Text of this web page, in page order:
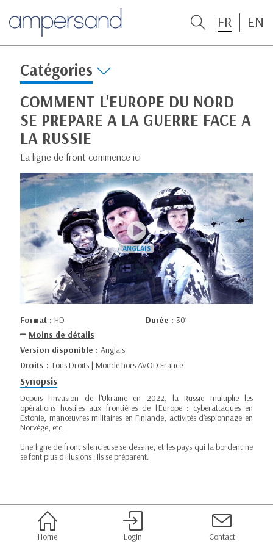
FR EN
Catégories
COMMENT L'EUROPE DU NORD
SE PREPARE A LA GUERRE FACE A
LA RUSSIE
La ligne de front commence ici
Format : HD Durée : 30’
Moins de détails
Version disponible : Anglais
Droits : Tous Droits | Monde hors AVOD France
Synopsis
Depuis l'invasion de l'Ukraine en 2022, la Russie multiplie les
opérations hostiles aux frontières de l'Europe : cyberattaques en
Estonie, manœuvres militaires en Finlande, activités d'espionnage en
Norvège, etc.
Une ligne de front silencieuse se dessine, et les pays qui la bordent ne
se font plus d'illusions : ils se préparent.
Home Login Contact